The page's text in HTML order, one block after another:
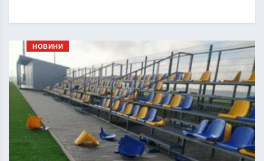
НОВИНИ